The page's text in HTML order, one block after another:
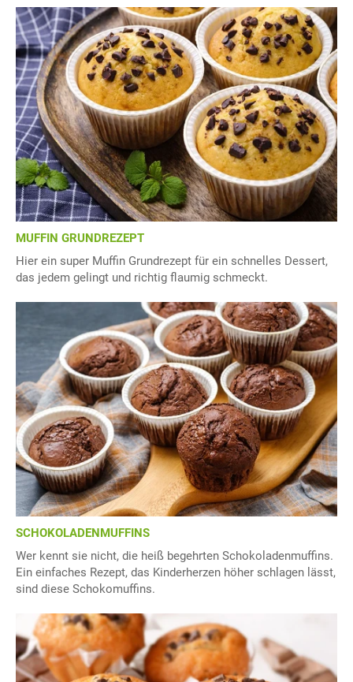
MUFFIN GRUNDREZEPT
Hier ein super Muffin Grundrezept für ein schnelles Dessert,
das jedem gelingt und richtig flaumig schmeckt.
SCHOKOLADENMUFFINS
Wer kennt sie nicht, die heiß begehrten Schokoladenmuffins.
Ein einfaches Rezept, das Kinderherzen höher schlagen lässt,
sind diese Schokomuffins.